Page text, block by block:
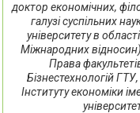
доктор економічних,
галузі суспільних
університету в
Міжнародних
Права
Бізнестехнологій ГТУ,
Інституту економіки